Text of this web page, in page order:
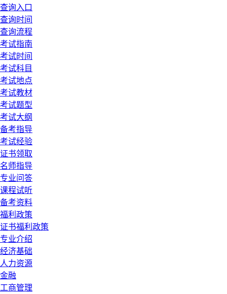
查询入口
查询时间
查询流程
考试指南
考试时间
考试科目
考试地点
考试教材
考试题型
考试大纲
备考指导
考试经验
证书领取
名师指导
专业问答
课程试听
备考资料
福利政策
证书福利政策
专业介绍
经济基础
人力资源
金融
工商管理